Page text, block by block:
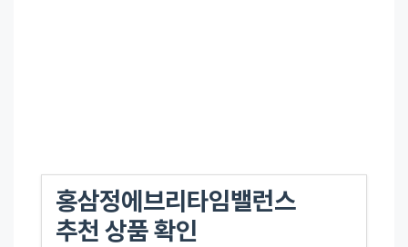
홍삼정에브리타임밸런스
추천 상품 확인